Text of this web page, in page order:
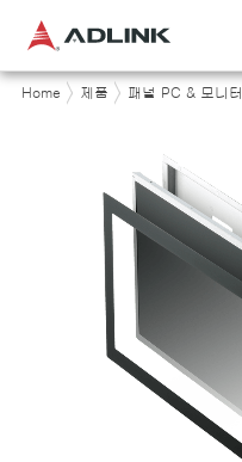
Home 제품 패널 PC & 모니터